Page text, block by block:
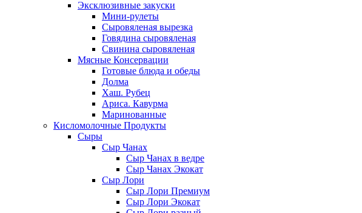
Эксклюзивные закуски
Мини-рулеты
Сыровяленая вырезка
Говядина сыровяленая
Свинина сыровяленая
Мясные Консервации
Готовые блюда и обеды
Долма
Хаш. Рубец
Ариса. Кавурма
Маринованные
Кисломолочные Продукты
Сыры
Сыр Чанах
Сыр Чанах в ведре
Сыр Чанах Экокат
Сыр Лори
Сыр Лори Премиум
Сыр Лори Экокат